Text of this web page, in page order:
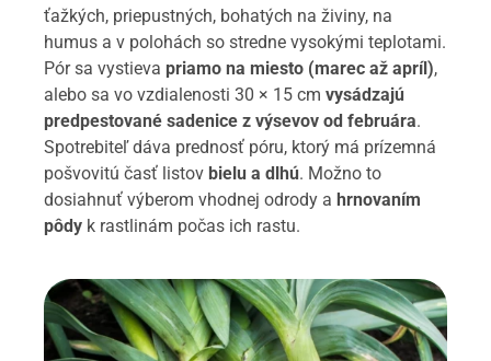
ťažkých, priepustných, bohatých na živiny, na
humus a v polohách so stredne vysokými teplotami.
Pór sa vystieva priamo na miesto (marec až apríl),
alebo sa vo vzdialenosti 30 × 15 cm vysádzajú
predpestované sadenice z výsevov od februára.
Spotrebiteľ dáva prednosť póru, ktorý má prízemná
pošvovitú časť listov bielu a dlhú. Možno to
dosiahnuť výberom vhodnej odrody a hrnovaním
pôdy k rastlinám počas ich rastu.